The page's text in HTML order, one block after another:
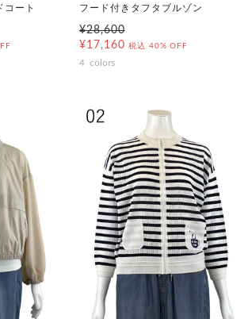
コート
フード付きタフタブルゾン
¥28,600
¥17,160 税込 40% OFF
4 colors